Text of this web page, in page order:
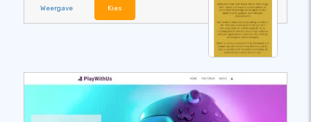
Weergave Kies